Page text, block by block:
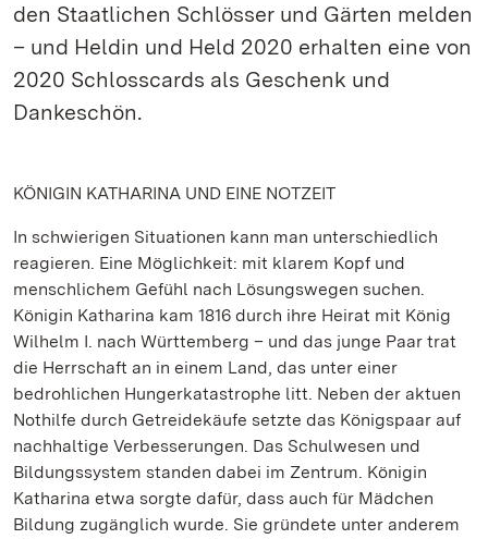
den Staatlichen Schlösser und Gärten melden
– und Heldin und Held 2020 erhalten eine von
2020 Schlosscards als Geschenk und
Dankeschön.
KÖNIGIN KATHARINA UND EINE NOTZEIT
In schwierigen Situationen kann man unterschiedlich
reagieren. Eine Möglichkeit: mit klarem Kopf und
menschlichem Gefühl nach Lösungswegen suchen.
Königin Katharina kam 1816 durch ihre Heirat mit König
Wilhelm I. nach Württemberg – und das junge Paar trat
die Herrschaft an in einem Land, das unter einer
bedrohlichen Hungerkatastrophe litt. Neben der aktuen
Nothilfe durch Getreidekäufe setzte das Königspaar auf
nachhaltige Verbesserungen. Das Schulwesen und
Bildungssystem standen dabei im Zentrum. Königin
Katharina etwa sorgte dafür, dass auch für Mädchen
Bildung zugänglich wurde. Sie gründete unter anderem